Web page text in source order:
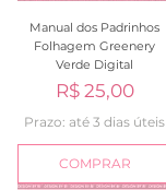
Manual dos Padrinhos
Folhagem Greenery
Verde Digital
Preço
R$ 25,00
Prazo: até 3 dias úteis
COMPRAR